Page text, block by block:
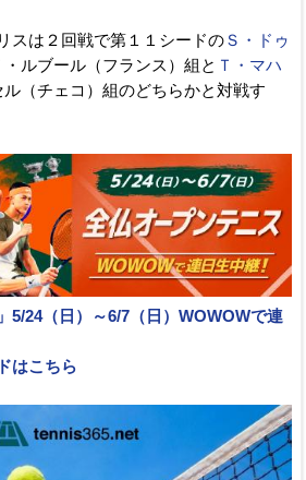
スは２回戦で第１１シードのＳ・ドゥ
・ルブール（フランス）組と Ｔ・マハ
ル（チェコ）組のどちらかと対戦す
5/24（日）～6/7（日）WOWOWで連
はこちら